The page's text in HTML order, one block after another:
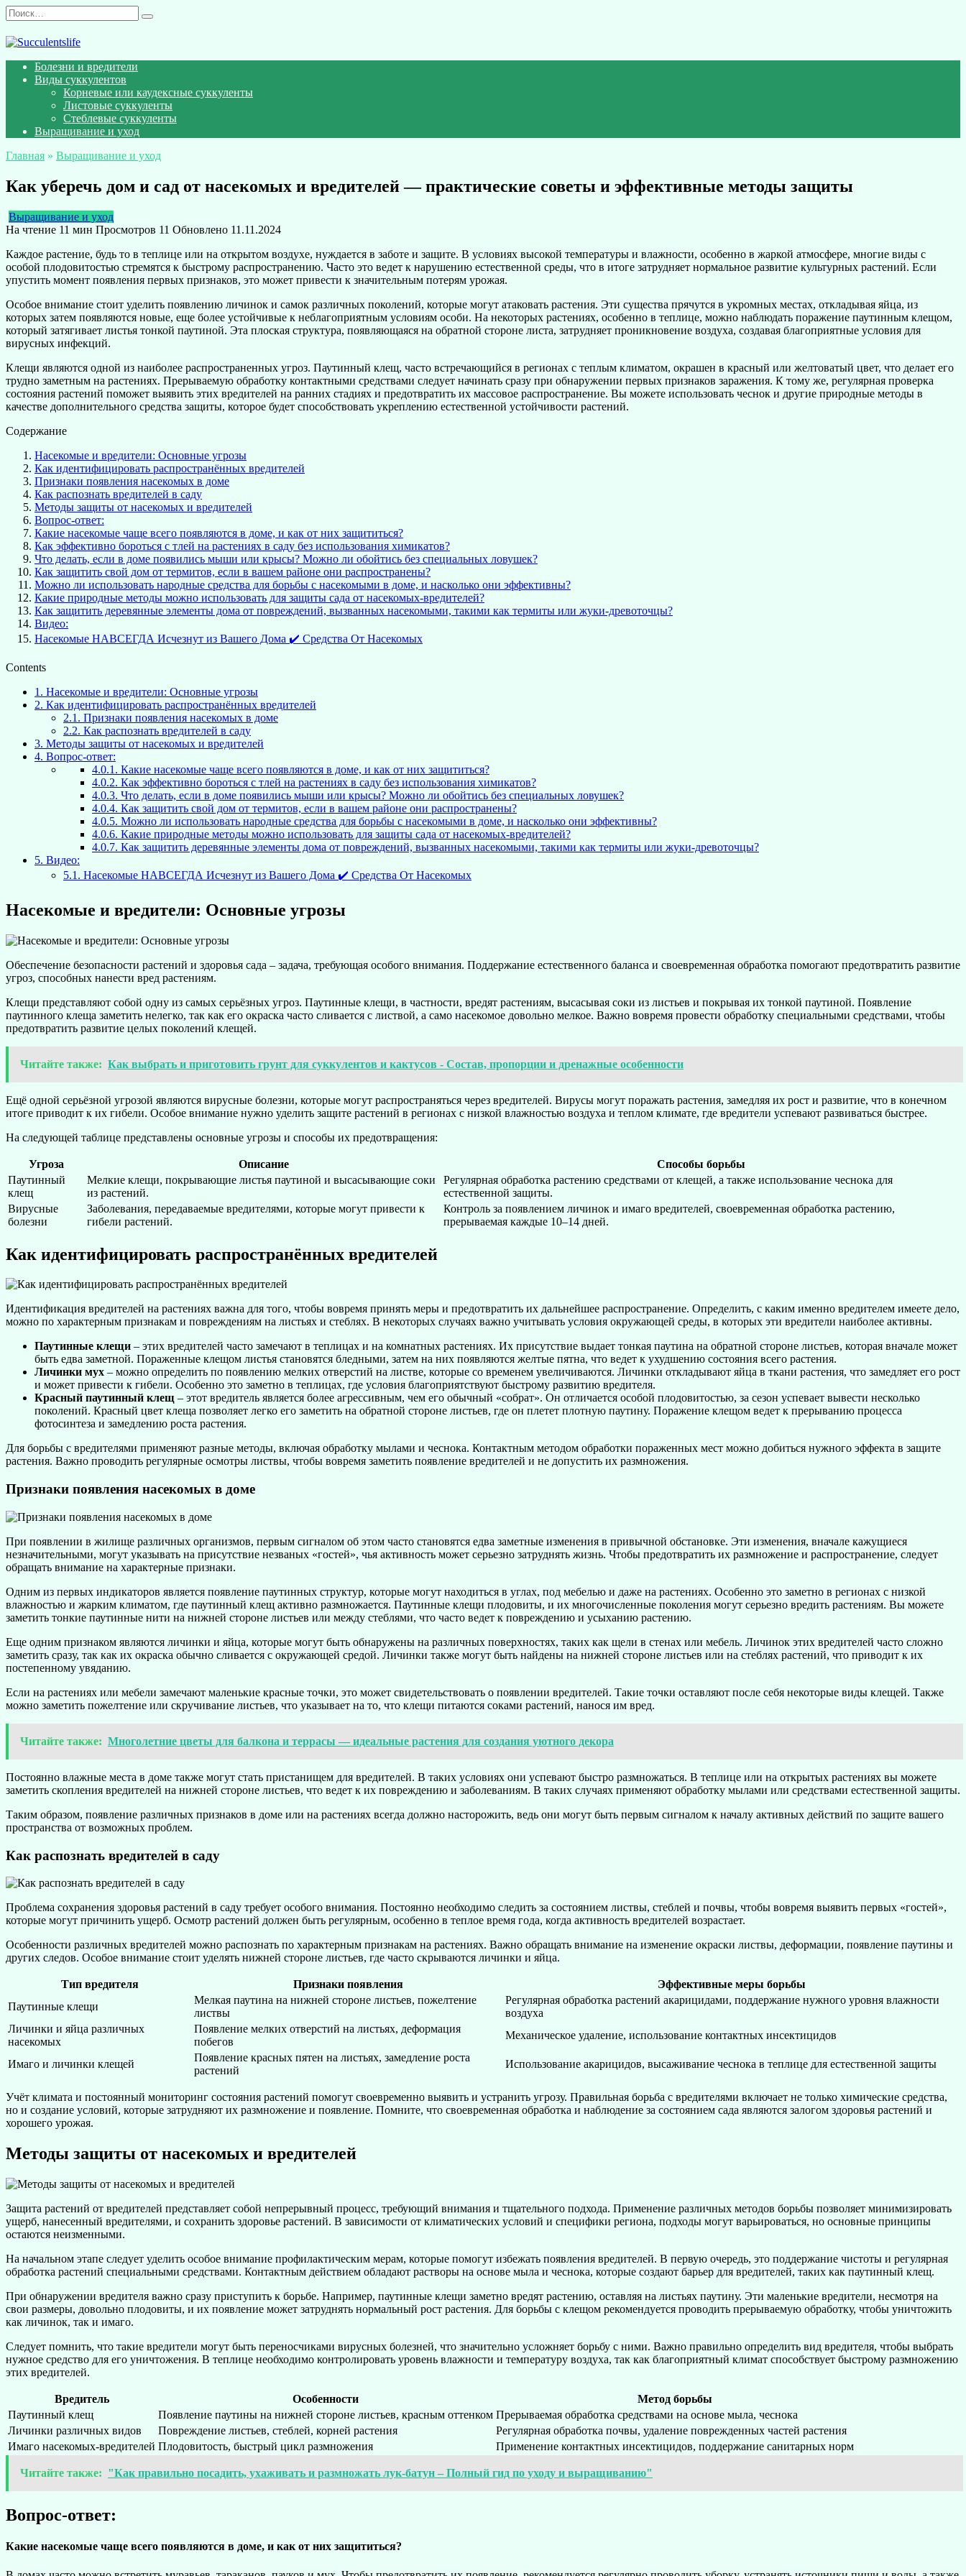
Перейти
к
содержанию
Search
for:
Болезни и вредители
Виды суккулентов
Корневые или каудексные суккуленты
Листовые суккуленты
Стеблевые суккуленты
Выращивание и уход
Главная » Выращивание и уход
Как уберечь дом и сад от насекомых и вредителей — практические советы и эффективные методы защиты
Выращивание и уход
На чтение 11 мин Просмотров 11 Обновлено 11.11.2024
Каждое растение, будь то в теплице или на открытом воздухе, нуждается в заботе и защите. В условиях высокой температуры и влажности, особенно в жаркой атмосфере, многие виды с
особой плодовитостью стремятся к быстрому распространению. Часто это ведет к нарушению естественной среды, что в итоге затрудняет нормальное развитие культурных растений. Если
упустить момент появления первых признаков, это может привести к значительным потерям урожая.
Особое внимание стоит уделить появлению личинок и самок различных поколений, которые могут атаковать растения. Эти существа прячутся в укромных местах, откладывая яйца, из
которых затем появляются новые, еще более устойчивые к неблагоприятным условиям особи. На некоторых растениях, особенно в теплице, можно наблюдать поражение паутинным клещом,
который затягивает листья тонкой паутиной. Эта плоская структура, появляющаяся на обратной стороне листа, затрудняет проникновение воздуха, создавая благоприятные условия для
вирусных инфекций.
Клещи являются одной из наиболее распространенных угроз. Паутинный клещ, часто встречающийся в регионах с теплым климатом, окрашен в красный или желтоватый цвет, что делает его
трудно заметным на растениях. Прерываемую обработку контактными средствами следует начинать сразу при обнаружении первых признаков заражения. К тому же, регулярная проверка
состояния растений поможет выявить этих вредителей на ранних стадиях и предотвратить их массовое распространение. Вы можете использовать чеснок и другие природные методы в
качестве дополнительного средства защиты, которое будет способствовать укреплению естественной устойчивости растений.
Содержание
Насекомые и вредители: Основные угрозы
Как идентифицировать распространённых вредителей
Признаки появления насекомых в доме
Как распознать вредителей в саду
Методы защиты от насекомых и вредителей
Вопрос-ответ:
Какие насекомые чаще всего появляются в доме, и как от них защититься?
Как эффективно бороться с тлей на растениях в саду без использования химикатов?
Что делать, если в доме появились мыши или крысы? Можно ли обойтись без специальных ловушек?
Как защитить свой дом от термитов, если в вашем районе они распространены?
Можно ли использовать народные средства для борьбы с насекомыми в доме, и насколько они эффективны?
Какие природные методы можно использовать для защиты сада от насекомых-вредителей?
Как защитить деревянные элементы дома от повреждений, вызванных насекомыми, такими как термиты или жуки-древоточцы?
Видео:
Насекомые НАВСЕГДА Исчезнут из Вашего Дома ✔️ Средства От Насекомых
Contents
1. Насекомые и вредители: Основные угрозы
2. Как идентифицировать распространённых вредителей
2.1. Признаки появления насекомых в доме
2.2. Как распознать вредителей в саду
3. Методы защиты от насекомых и вредителей
4. Вопрос-ответ:
4.0.1. Какие насекомые чаще всего появляются в доме, и как от них защититься?
4.0.2. Как эффективно бороться с тлей на растениях в саду без использования химикатов?
4.0.3. Что делать, если в доме появились мыши или крысы? Можно ли обойтись без специальных ловушек?
4.0.4. Как защитить свой дом от термитов, если в вашем районе они распространены?
4.0.5. Можно ли использовать народные средства для борьбы с насекомыми в доме, и насколько они эффективны?
4.0.6. Какие природные методы можно использовать для защиты сада от насекомых-вредителей?
4.0.7. Как защитить деревянные элементы дома от повреждений, вызванных насекомыми, такими как термиты или жуки-древоточцы?
5. Видео:
5.1. Насекомые НАВСЕГДА Исчезнут из Вашего Дома ✔️ Средства От Насекомых
Насекомые и вредители: Основные угрозы
Обеспечение безопасности растений и здоровья сада – задача, требующая особого внимания. Поддержание естественного баланса и своевременная обработка помогают предотвратить развитие
угроз, способных нанести вред растениям.
Клещи представляют собой одну из самых серьёзных угроз. Паутинные клещи, в частности, вредят растениям, высасывая соки из листьев и покрывая их тонкой паутиной. Появление
паутинного клеща заметить нелегко, так как его окраска часто сливается с листвой, а само насекомое довольно мелкое. Важно вовремя провести обработку специальными средствами, чтобы
предотвратить развитие целых поколений клещей.
Читайте также: Как выбрать и приготовить грунт для суккулентов и кактусов - Состав, пропорции и дренажные особенности
Ещё одной серьёзной угрозой являются вирусные болезни, которые могут распространяться через вредителей. Вирусы могут поражать растения, замедляя их рост и развитие, что в конечном
итоге приводит к их гибели. Особое внимание нужно уделить защите растений в регионах с низкой влажностью воздуха и теплом климате, где вредители успевают развиваться быстрее.
На следующей таблице представлены основные угрозы и способы их предотвращения:
Угроза Описание
Способы борьбы
Паутинный
клещ
Мелкие клещи, покрывающие листья паутиной и высасывающие соки
из растений.
Регулярная обработка растению средствами от клещей, а также использование чеснока для
естественной защиты.
Вирусные
болезни
Заболевания, передаваемые вредителями, которые могут привести к
гибели растений.
Контроль за появлением личинок и имаго вредителей, своевременная обработка растению,
прерываемая каждые 10–14 дней.
Как идентифицировать распространённых вредителей
Идентификация вредителей на растениях важна для того, чтобы вовремя принять меры и предотвратить их дальнейшее распространение. Определить, с каким именно вредителем имеете дело,
можно по характерным признакам и повреждениям на листьях и стеблях. В некоторых случаях важно учитывать условия окружающей среды, в которых эти вредители наиболее активны.
Паутинные клещи – этих вредителей часто замечают в теплицах и на комнатных растениях. Их присутствие выдает тонкая паутина на обратной стороне листьев, которая вначале может
быть едва заметной. Пораженные клещом листья становятся бледными, затем на них появляются желтые пятна, что ведет к ухудшению состояния всего растения.
Личинки мух – можно определить по появлению мелких отверстий на листве, которые со временем увеличиваются. Личинки откладывают яйца в ткани растения, что замедляет его рост
и может привести к гибели. Особенно это заметно в теплицах, где условия благоприятствуют быстрому развитию вредителя.
Красный паутинный клещ – этот вредитель является более агрессивным, чем его обычный «собрат». Он отличается особой плодовитостью, за сезон успевает вывести несколько
поколений. Красный цвет клеща позволяет легко его заметить на обратной стороне листьев, где он плетет плотную паутину. Поражение клещом ведет к прерыванию процесса
фотосинтеза и замедлению роста растения.
Для борьбы с вредителями применяют разные методы, включая обработку мылами и чеснока. Контактным методом обработки пораженных мест можно добиться нужного эффекта в защите
растения. Важно проводить регулярные осмотры листвы, чтобы вовремя заметить появление вредителей и не допустить их размножения.
Признаки появления насекомых в доме
При появлении в жилище различных организмов, первым сигналом об этом часто становятся едва заметные изменения в привычной обстановке. Эти изменения, вначале кажущиеся
незначительными, могут указывать на присутствие незваных «гостей», чья активность может серьезно затруднять жизнь. Чтобы предотвратить их размножение и распространение, следует
обращать внимание на характерные признаки.
Одним из первых индикаторов является появление паутинных структур, которые могут находиться в углах, под мебелью и даже на растениях. Особенно это заметно в регионах с низкой
влажностью и жарким климатом, где паутинный клещ активно размножается. Паутинные клещи плодовиты, и их многочисленные поколения могут серьезно вредить растениям. Вы можете
заметить тонкие паутинные нити на нижней стороне листьев или между стеблями, что часто ведет к повреждению и усыханию растению.
Еще одним признаком являются личинки и яйца, которые могут быть обнаружены на различных поверхностях, таких как щели в стенах или мебель. Личинок этих вредителей часто сложно
заметить сразу, так как их окраска обычно сливается с окружающей средой. Личинки также могут быть найдены на нижней стороне листьев или на стеблях растений, что приводит к их
постепенному увяданию.
Если на растениях или мебели замечают маленькие красные точки, это может свидетельствовать о появлении вредителей. Такие точки оставляют после себя некоторые виды клещей. Также
можно заметить пожелтение или скручивание листьев, что указывает на то, что клещи питаются соками растений, нанося им вред.
Читайте также: Многолетние цветы для балкона и террасы — идеальные растения для создания уютного декора
Постоянно влажные места в доме также могут стать пристанищем для вредителей. В таких условиях они успевают быстро размножаться. В теплице или на открытых растениях вы можете
заметить скопления вредителей на нижней стороне листьев, что ведет к их повреждению и заболеваниям. В таких случаях применяют обработку мылами или средствами естественной защиты.
Таким образом, появление различных признаков в доме или на растениях всегда должно насторожить, ведь они могут быть первым сигналом к началу активных действий по защите вашего
пространства от возможных проблем.
Как распознать вредителей в саду
Проблема сохранения здоровья растений в саду требует особого внимания. Постоянно необходимо следить за состоянием листвы, стеблей и почвы, чтобы вовремя выявить первых «гостей»,
которые могут причинить ущерб. Осмотр растений должен быть регулярным, особенно в теплое время года, когда активность вредителей возрастает.
Особенности различных вредителей можно распознать по характерным признакам на растениях. Важно обращать внимание на изменение окраски листвы, деформации, появление паутины и
других следов. Особое внимание стоит уделять нижней стороне листьев, где часто скрываются личинки и яйца.
Тип вредителя Признаки появления
Эффективные меры борьбы
Паутинные клещи
Мелкая паутина на нижней стороне листьев, пожелтение
листвы
Регулярная обработка растений акарицидами, поддержание нужного уровня влажности
воздуха
Личинки и яйца различных
насекомых
Появление мелких отверстий на листьях, деформация
побегов
Механическое удаление, использование контактных инсектицидов
Имаго и личинки клещей
Появление красных пятен на листьях, замедление роста
растений
Использование акарицидов, высаживание чеснока в теплице для естественной защиты
Учёт климата и постоянный мониторинг состояния растений помогут своевременно выявить и устранить угрозу. Правильная борьба с вредителями включает не только химические средства,
но и создание условий, которые затрудняют их размножение и появление. Помните, что своевременная обработка и наблюдение за состоянием сада являются залогом здоровья растений и
хорошего урожая.
Методы защиты от насекомых и вредителей
Защита растений от вредителей представляет собой непрерывный процесс, требующий внимания и тщательного подхода. Применение различных методов борьбы позволяет минимизировать
ущерб, нанесенный вредителями, и сохранить здоровье растений. В зависимости от климатических условий и специфики региона, подходы могут варьироваться, но основные принципы
остаются неизменными.
На начальном этапе следует уделить особое внимание профилактическим мерам, которые помогут избежать появления вредителей. В первую очередь, это поддержание чистоты и регулярная
обработка растений специальными средствами. Контактным действием обладают растворы на основе мыла и чеснока, которые создают барьер для вредителей, таких как паутинный клещ.
При обнаружении вредителя важно сразу приступить к борьбе. Например, паутинные клещи заметно вредят растению, оставляя на листьях паутину. Эти маленькие вредители, несмотря на
свои размеры, довольно плодовиты, и их появление может затруднять нормальный рост растения. Для борьбы с клещом рекомендуется проводить прерываемую обработку, чтобы уничтожить
как личинок, так и имаго.
Следует помнить, что такие вредители могут быть переносчиками вирусных болезней, что значительно усложняет борьбу с ними. Важно правильно определить вид вредителя, чтобы выбрать
нужное средство для его уничтожения. В теплице необходимо контролировать уровень влажности и температуру воздуха, так как благоприятный климат способствует быстрому размножению
этих вредителей.
Вредитель Особенности
Метод борьбы
Паутинный клещ
Появление паутины на нижней стороне листьев, красным оттенком Прерываемая обработка средствами на основе мыла, чеснока
Личинки различных видов
Повреждение листьев, стеблей, корней растения
Регулярная обработка почвы, удаление поврежденных частей растения
Имаго насекомых-вредителей Плодовитость, быстрый цикл размножения Применение контактных инсектицидов, поддержание санитарных норм
Читайте также: "Как правильно посадить, ухаживать и размножать лук-батун – Полный гид по уходу и выращиванию"
Вопрос-ответ:
Какие насекомые чаще всего появляются в доме, и как от них защититься?